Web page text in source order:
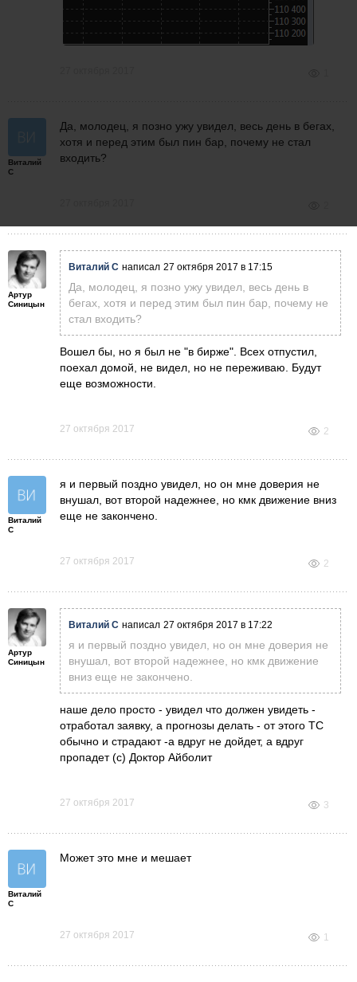
Виталий
С
Да, молодец, я позно ужу увидел, весь день в бегах,
хотя и перед этим был пин бар, почему не стал
входить?
Артур
Синицын
Виталий С написал 27 октября 2017 в 17:15
Да, молодец, я позно ужу увидел, весь день в
бегах, хотя и перед этим был пин бар, почему не
стал входить?
Вошел бы, но я был не "в бирже". Всех отпустил,
поехал домой, не видел, но не переживаю. Будут
еще возможности.
27 октября 2017 2
Виталий
С
я и первый поздно увидел, но он мне доверия не
внушал, вот второй надежнее, но кмк движение вниз
еще не закончено.
27 октября 2017 2
Артур
Синицын
Виталий С написал 27 октября 2017 в 17:22
я и первый поздно увидел, но он мне доверия не
внушал, вот второй надежнее, но кмк движение
вниз еще не закончено.
наше дело просто - увидел что должен увидеть -
отработал заявку, а прогнозы делать - от этого ТС
обычно и страдают -а вдруг не дойдет, а вдруг
пропадет (с) Доктор Айболит
27 октября 2017 3
Виталий
С
Может это мне и мешает
27 октября 2017 1